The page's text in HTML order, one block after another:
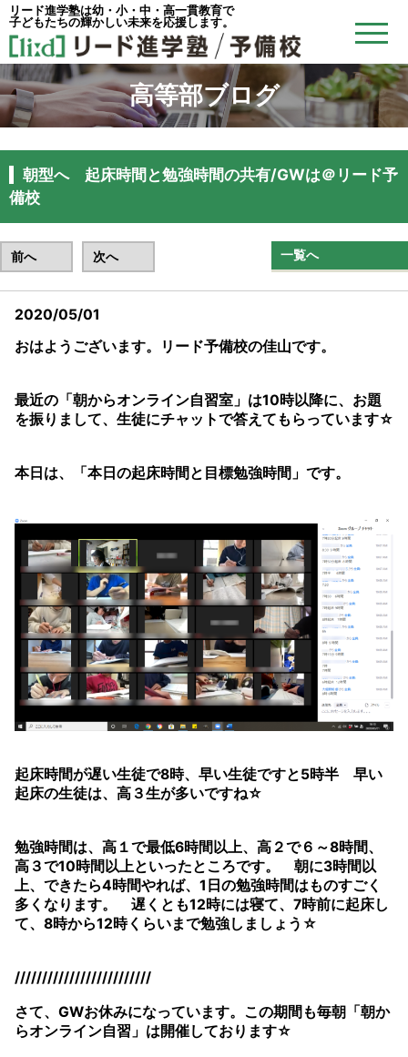
リード進学塾は幼・小・中・高一貫教育で
子どもたちの輝かしい未来を応援します。
高等部ブログ
朝型へ 起床時間と勉強時間の共有/GWは＠リード予
備校
前へ 次へ 一覧へ
2020/05/01
おはようございます。リード予備校の佳山です。
最近の「朝からオンライン自習室」は10時以降に、お題
を振りまして、生徒にチャットで答えてもらっています☆
本日は、「本日の起床時間と目標勉強時間」です。
起床時間が遅い生徒で8時、早い生徒ですと5時半 早い
起床の生徒は、高３生が多いですね☆
勉強時間は、高１で最低6時間以上、高２で６～8時間、
高３で10時間以上といったところです。 朝に3時間以
上、できたら4時間やれば、1日の勉強時間はものすごく
多くなります。 遅くとも12時には寝て、7時前に起床し
て、8時から12時くらいまで勉強しましょう☆
/////////////////////////
さて、GWお休みになっています。この期間も毎朝「朝か
らオンライン自習」は開催しております☆